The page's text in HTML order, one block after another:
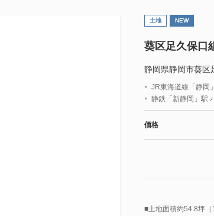
土地 NEW
葵区足久保口
静岡県静岡市葵区
JR東海道線「静岡
静鉄「新静岡」駅
価格
■土地面積約54.8坪（